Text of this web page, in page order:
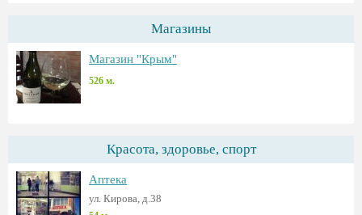
Магазины
Магазин "Крым"
526 м.
Красота, здоровье, спорт
Аптека
ул. Кирова, д.38